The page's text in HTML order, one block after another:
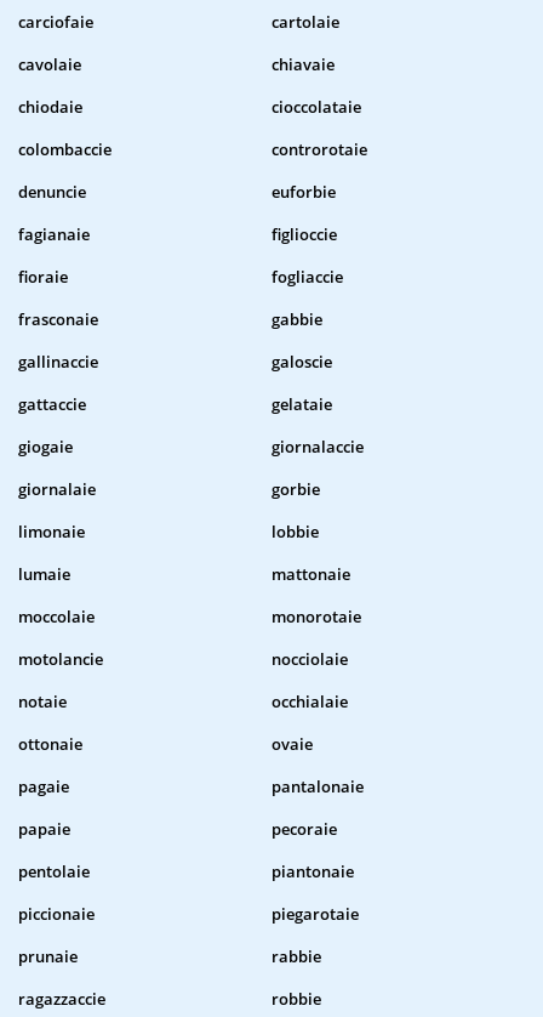
carciofaie
cartolaie
cavolaie
chiavaie
chiodaie
cioccolataie
colombaccie
controrotaie
denuncie
euforbie
fagianaie
figlioccie
fioraie
fogliaccie
frasconaie
gabbie
gallinaccie
galoscie
gattaccie
gelataie
giogaie
giornalaccie
giornalaie
gorbie
limonaie
lobbie
lumaie
mattonaie
moccolaie
monorotaie
motolancie
nocciolaie
notaie
occhialaie
ottonaie
ovaie
pagaie
pantalonaie
papaie
pecoraie
pentolaie
piantonaie
piccionaie
piegarotaie
prunaie
rabbie
ragazzaccie
robbie